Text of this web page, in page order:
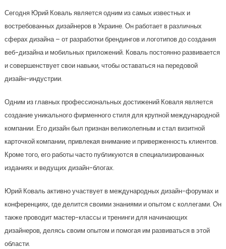
Сегодня Юрий Коваль является одним из самых известных и
востребованных дизайнеров в Украине. Он работает в различных
сферах дизайна – от разработки брендингов и логотипов до создания
веб-дизайна и мобильных приложений. Коваль постоянно развивается
и совершенствует свои навыки, чтобы оставаться на передовой
дизайн-индустрии.
Одним из главных профессиональных достижений Коваля является
создание уникального фирменного стиля для крупной международной
компании. Его дизайн был признан великолепным и стал визитной
карточкой компании, привлекая внимание и приверженность клиентов.
Кроме того, его работы часто публикуются в специализированных
изданиях и ведущих дизайн-блогах.
Юрий Коваль активно участвует в международных дизайн-форумах и
конференциях, где делится своими знаниями и опытом с коллегами. Он
также проводит мастер-классы и тренинги для начинающих
дизайнеров, делясь своим опытом и помогая им развиваться в этой
области.